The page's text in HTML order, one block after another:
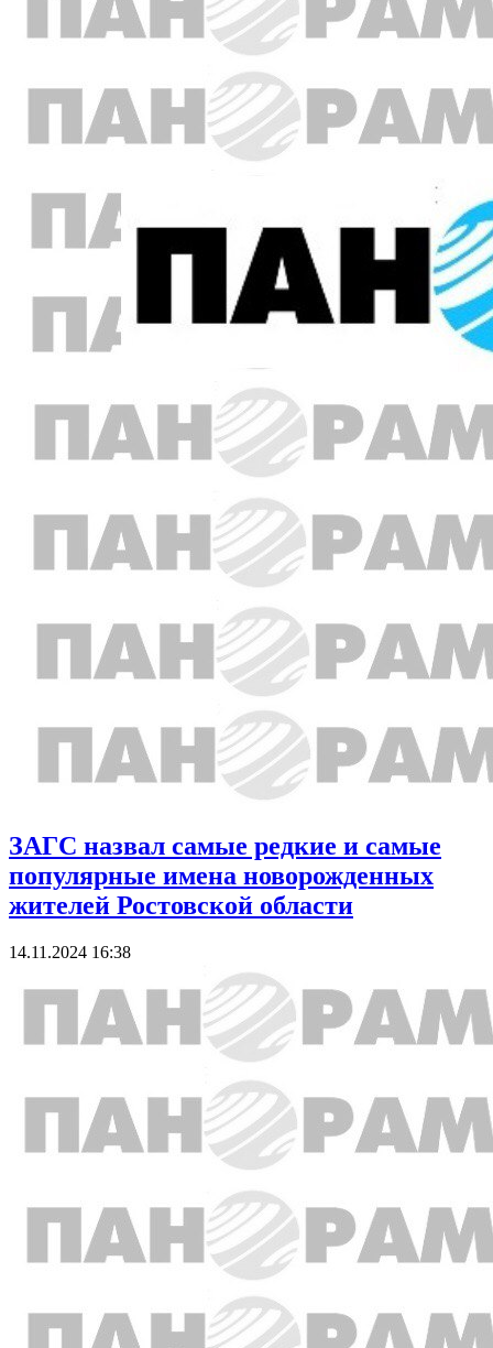
ЗАГС назвал самые редкие и самые
популярные имена новорожденных
жителей Ростовской области
14.11.2024 16:38